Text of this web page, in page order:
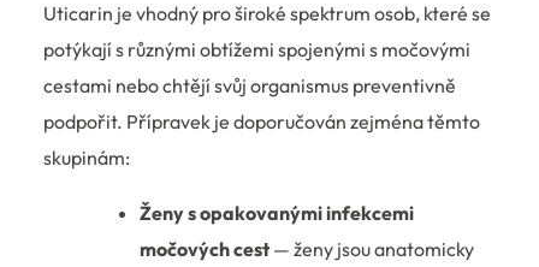
Uticarin je vhodný pro široké spektrum osob, které se
potýkají s různými obtížemi spojenými s močovými
cestami nebo chtějí svůj organismus preventivně
podpořit. Přípravek je doporučován zejména těmto
skupinám:
Ženy s opakovanými infekcemi
močových cest— ženy jsou anatomicky